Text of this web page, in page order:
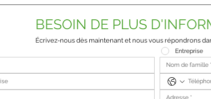
BESOIN DE PLUS
Écrivez-nous dès maintenant et nous vous répondrons
Entreprise